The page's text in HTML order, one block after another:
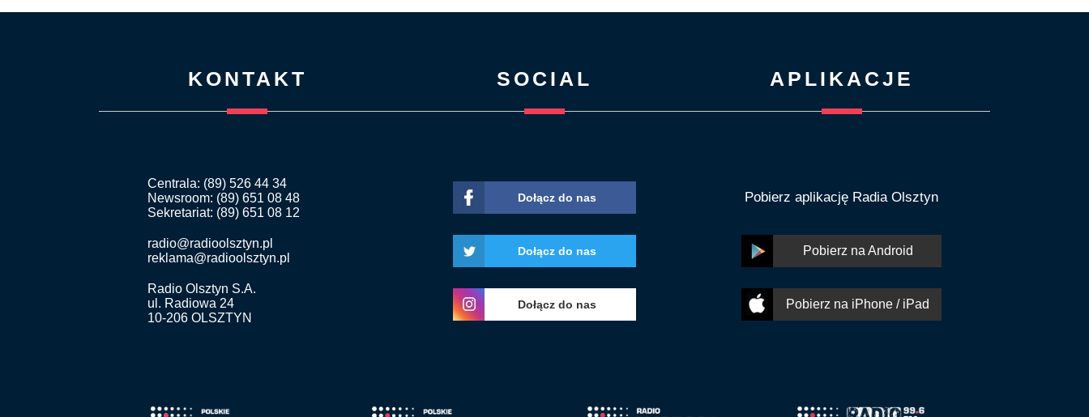
KONTAKT
Centrala: (89) 526 44 34
Newsroom: (89) 651 08 48
Sekretariat: (89) 651 08 12
radio@radioolsztyn.pl
reklama@radioolsztyn.pl
Radio Olsztyn S.A.
ul. Radiowa 24
10-206 OLSZTYN
SOCIAL
Dołącz do nas
Dołącz do nas
Dołącz do nas
APLIKACJE
Pobierz aplikację Radia Olsztyn
Pobierz na Android
Pobierz na iPhone / iPad